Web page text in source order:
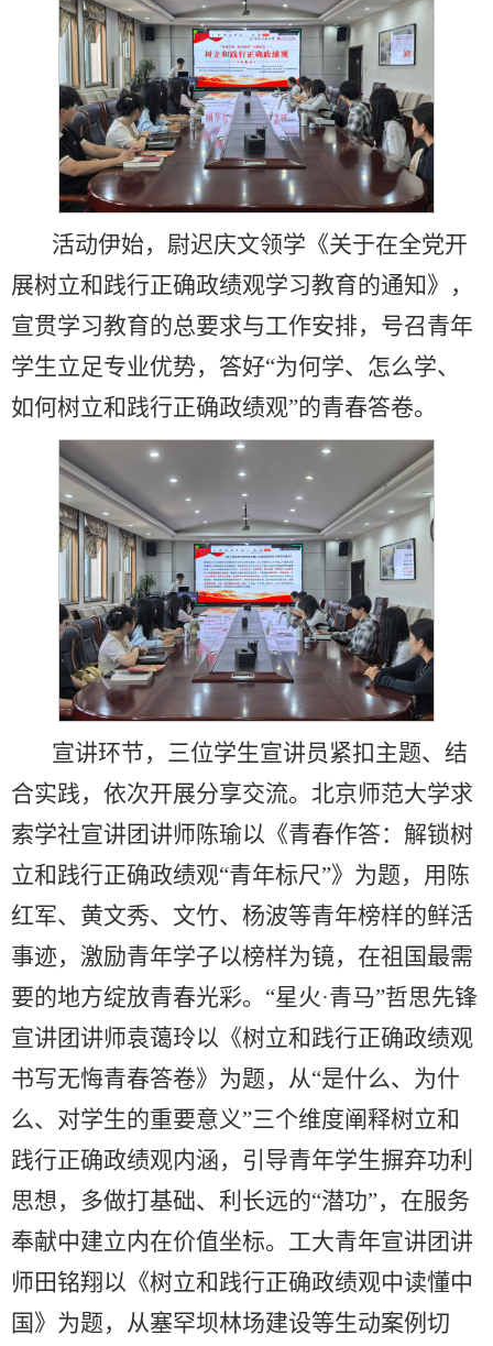
活动伊始，尉迟庆文领学《关于在全党开
展树立和践行正确政绩观学习教育的通知》，
宣贯学习教育的总要求与工作安排，号召青年
学生立足专业优势，答好“为何学、怎么学、
如何树立和践行正确政绩观”的青春答卷。
宣讲环节，三位学生宣讲员紧扣主题、结
合实践，依次开展分享交流。北京师范大学求
索学社宣讲团讲师陈瑜以《青春作答：解锁树
立和践行正确政绩观“青年标尺”》为题，用陈
红军、黄文秀、文竹、杨波等青年榜样的鲜活
事迹，激励青年学子以榜样为镜，在祖国最需
要的地方绽放青春光彩。“星火·青马”哲思先锋
宣讲团讲师袁蔼玲以《树立和践行正确政绩观
书写无悔青春答卷》为题，从“是什么、为什
么、对学生的重要意义”三个维度阐释树立和
践行正确政绩观内涵，引导青年学生摒弃功利
思想，多做打基础、利长远的“潜功”，在服务
奉献中建立内在价值坐标。工大青年宣讲团讲
师田铭翔以《树立和践行正确政绩观中读懂中
国》为题，从塞罕坝林场建设等生动案例切